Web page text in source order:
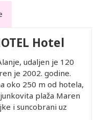
Hotel
udaljen je 120
je 2002. godine.
oko 250 m od hotela,
plaža Maren
i suncobrani uz